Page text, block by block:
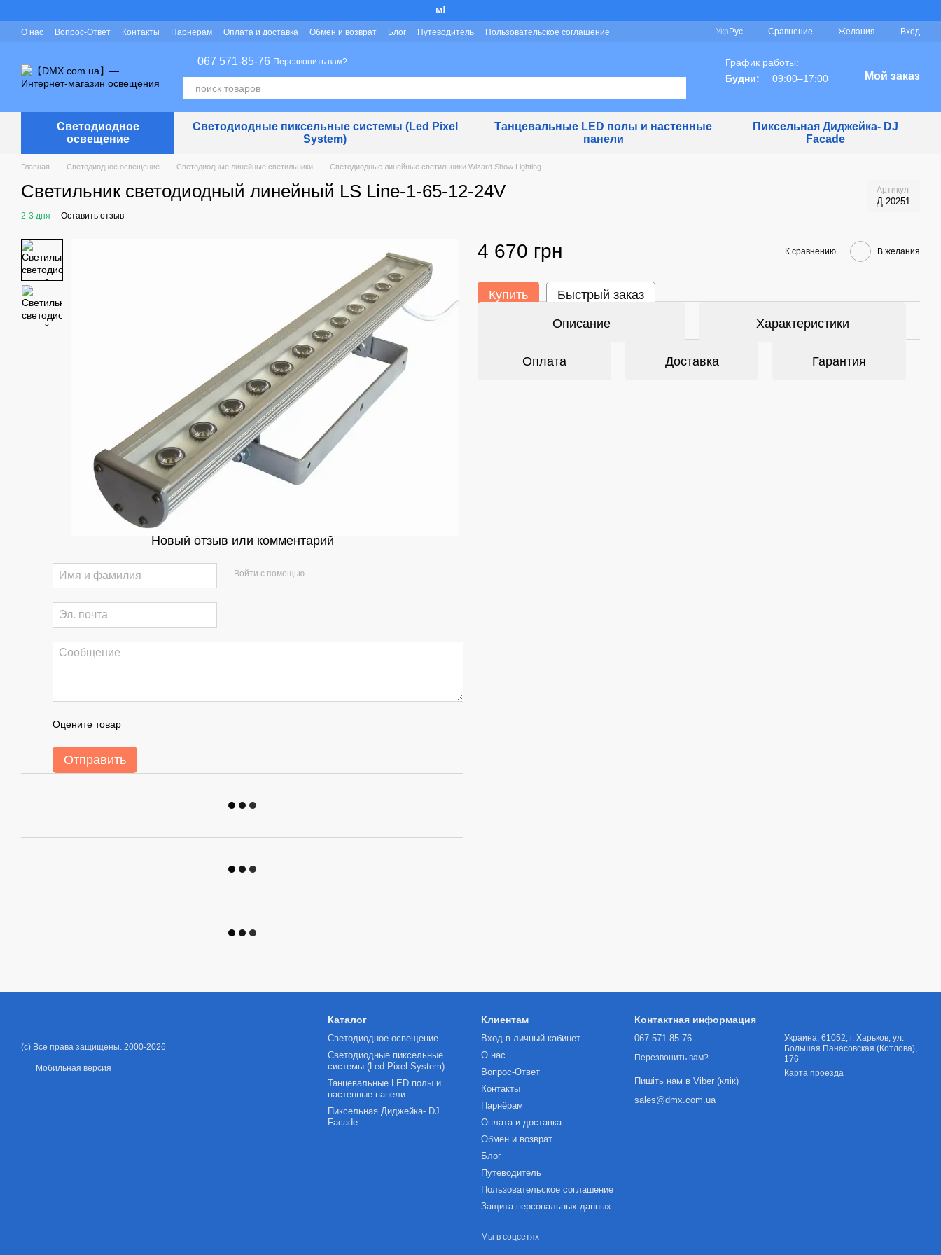
О нас Вопрос-Ответ Контакты Парнёрам Оплата и доставка Обмен и возврат Блог Путеводитель
Пользовательское соглашение
Укр Рус Сравнение Желания Вход
067 571-85-76 Перезвонить вам?
График работы:
Будни:
09:00–17:00 Мой заказ
Светодиодное
освещение
Светодиодные пиксельные системы (Led Pixel
System)
Танцевальные LED полы и настенные
панели
Пиксельная Диджейка- DJ
Facade
Главная Светодиодное освещение Светодиодные линейные светильники Светодиодные линейные светильники Wizard Show Lighting
Светильник светодиодный линейный LS Line-1-65-12-24V Артикул
Д-20251
2-3 дня Оставить отзыв
Новый отзыв или комментарий
Войти с помощью
Оцените товар
Отправить
4 670 грн К сравнению В желания
Купить Быстрый заказ
Описание Характеристики
Оплата Доставка Гарантия
(c) Все права защищены. 2000-2026
Мобильная версия
Каталог
Светодиодное освещение
Светодиодные пиксельные
системы (Led Pixel System)
Танцевальные LED полы и
настенные панели
Пиксельная Диджейка- DJ
Facade
Клиентам
Вход в личный кабинет
О нас
Вопрос-Ответ
Контакты
Парнёрам
Оплата и доставка
Обмен и возврат
Блог
Путеводитель
Пользовательское соглашение
Защита персональных данных
Мы в соцсетях
Контактная информация
067 571-85-76
Перезвонить вам?
Пишіть нам в Viber (клік)
sales@dmx.com.ua
Украина, 61052, г. Харьков, ул.
Большая Панасовская (Котлова),
176
Карта проезда